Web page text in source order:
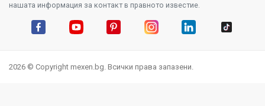
нашата информация за контакт в правното известие.
2026 © Copyright mexen.bg. Всички права запазени.